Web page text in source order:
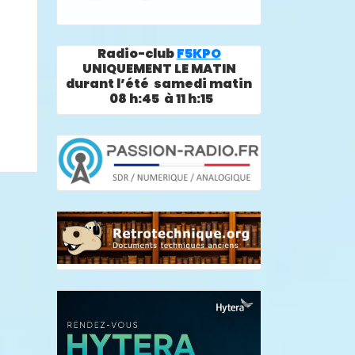
Radio-clubF5KPO
UNIQUEMENT LE MATIN
durant l’été samedi matin
08 h:45 à 11 h:15